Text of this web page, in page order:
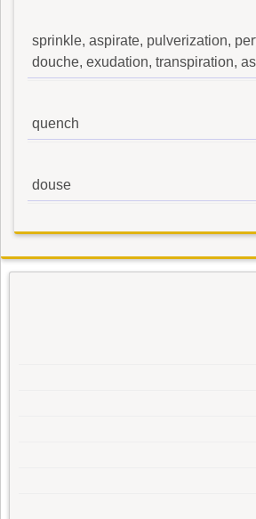
sprinkle, aspirate, pulverization,
douche, exudation, transpiration,
quench
douse